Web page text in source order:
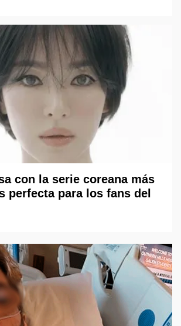
con la serie coreana más
perfecta para los fans del